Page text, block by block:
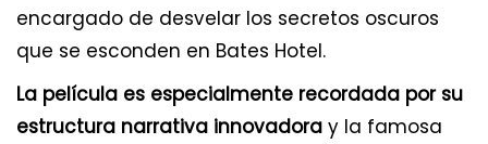
encargado de desvelar los secretos oscuros
que se esconden en Bates Hotel.
La película es especialmente recordada por su
estructura narrativa innovadora y la famosa